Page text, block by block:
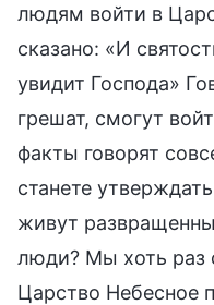
людям войти в
сказано: «И
увидит Господа»
грешат, смогут
факты говорят
станете
живут
люди? Мы хоть раз
Царство Небесное